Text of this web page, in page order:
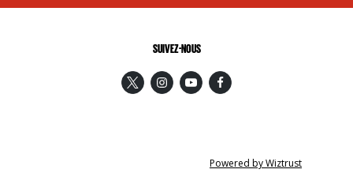
SUIVEZ-NOUS
Powered by Wiztrust